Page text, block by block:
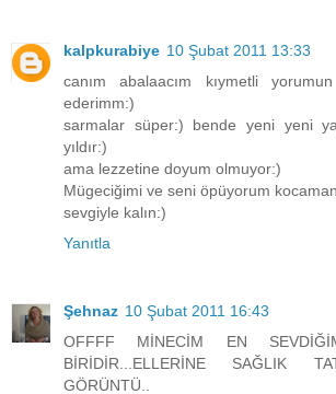
kalpkurabiye 10 Şubat 2011 13:33
canım abalaacım kıymetli
ederimm:)
sarmalar süper:) bende yeni yeni
yıldır:)
ama lezzetine doyum olmuyor:)
Mügeciğimi ve seni öpüyorum
sevgiyle kalın:)
Yanıtla
Şehnaz 10 Şubat 2011 16:43
OFFFF MİNECİM EN
BİRİDİR...ELLERİNE SAĞLIK
GÖRÜNTÜ..